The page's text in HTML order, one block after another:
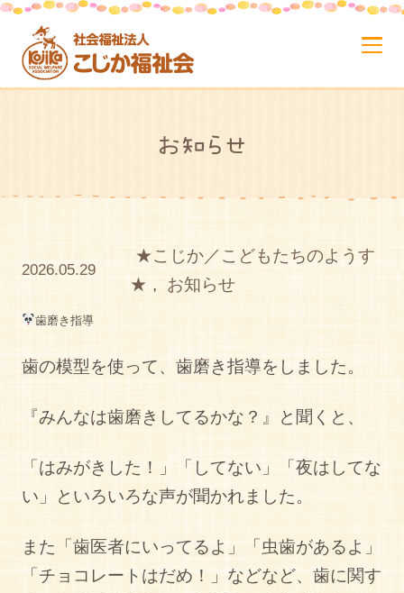
お知らせ
2026.05.29
★こじか／こどもたちのようす
★ , お知らせ
歯磨き指導
歯の模型を使って、歯磨き指導をしました。
『みんなは歯磨きしてるかな？』と聞くと、
「はみがきした！」「してない」「夜はしてな
い」といろいろな声が聞かれました。
また「歯医者にいってるよ」「虫歯があるよ」
「チョコレートはだめ！」などなど、歯に関す